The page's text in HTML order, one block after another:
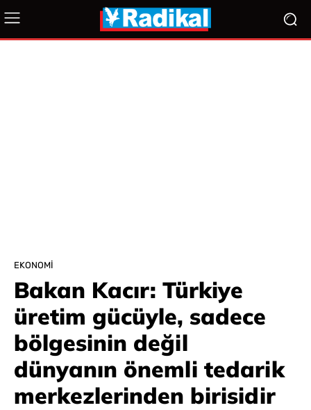
EKONOMI
Bakan Kacır: Türkiye
üretim gücüyle, sadece
bölgesinin değil
dünyanın önemli tedarik
merkezlerinden birisidir